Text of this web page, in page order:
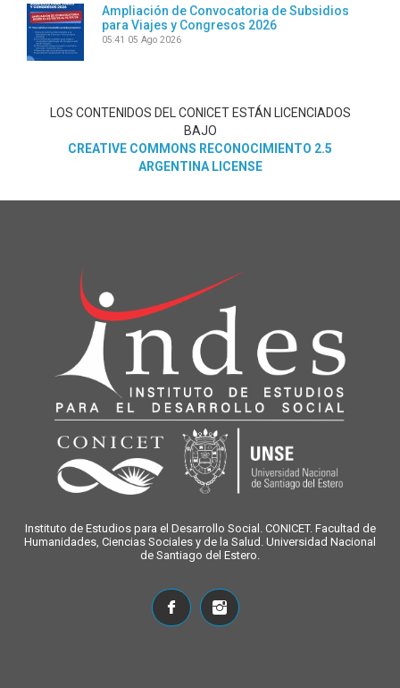
Ampliación de Convocatoria de Subsidios
para Viajes y Congresos 2026
05:41 05 Ago 2026
LOS CONTENIDOS DEL CONICET ESTÁN LICENCIADOS
BAJO
CREATIVE COMMONS RECONOCIMIENTO 2.5
ARGENTINA LICENSE
Instituto de Estudios para el Desarrollo Social. CONICET. Facultad de
Humanidades, Ciencias Sociales y de la Salud. Universidad Nacional
de Santiago del Estero.